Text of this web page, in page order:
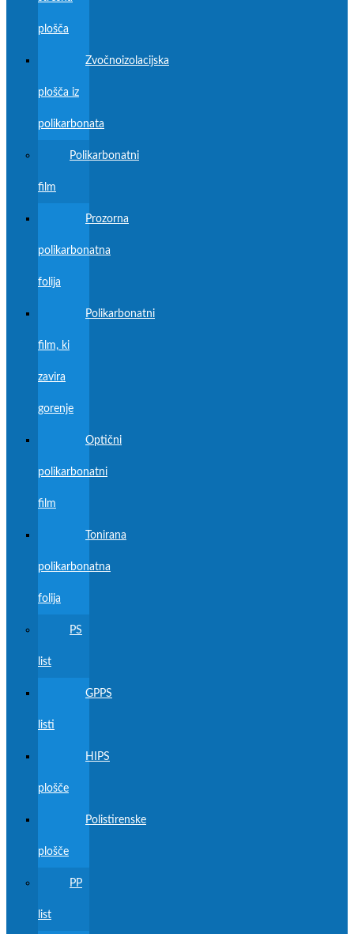
plošča
Zvočnoizolacijska
plošča iz
polikarbonata
Polikarbonatni
film
Prozorna
polikarbonatna
folija
Polikarbonatni
film, ki
zavira
gorenje
Optični
polikarbonatni
film
Tonirana
polikarbonatna
folija
PS
list
GPPS
listi
HIPS
plošče
Polistirenske
plošče
PP
list